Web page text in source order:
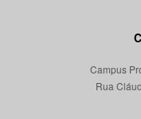
Campus
Rua